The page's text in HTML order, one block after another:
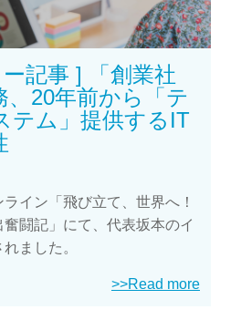
記事 ] 「創業社
、20年前から「テ
テム」提供するIT
イン「飛び立て、世界へ！
闘記」にて、代表坂本のイ
ました。
>>Read more